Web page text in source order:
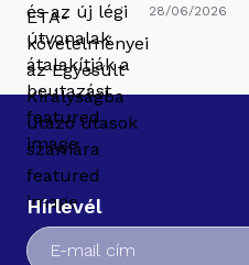
28/06/2026
Hírlevél